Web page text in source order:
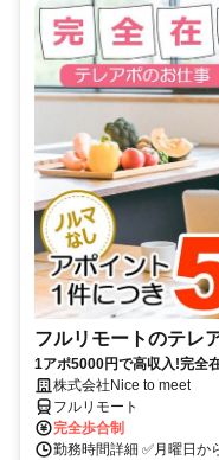
フルリモートのテレ
1アポ5000円で高収入!完全
株式会社Nice to meet
フルリモート
完全歩合制
勤務時間詳細 ✅月曜日か